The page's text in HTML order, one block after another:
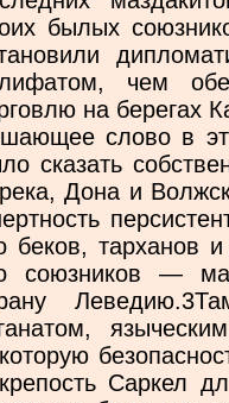
былых
чем
на берегах
слово в
сказать
Дона и
беков, тарханов
союзников —
Саркел